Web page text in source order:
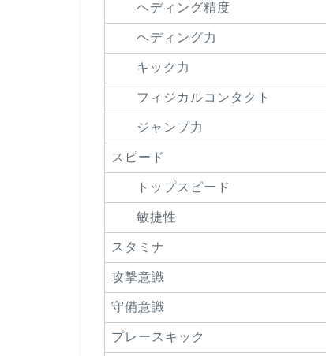
ヘディング精度
ヘディング力
キック力
フィジカルコンタクト
ジャンプ力
スピード
トップスピード
敏捷性
スタミナ
攻撃意識
守備意識
プレースキック